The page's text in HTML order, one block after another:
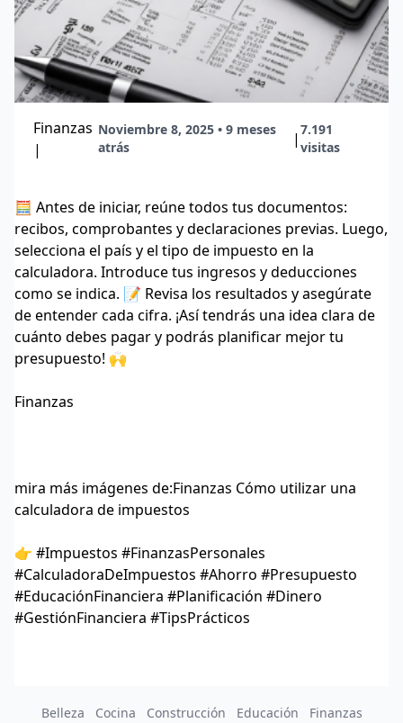
Finanzas
|
Noviembre 8, 2025 • 9 meses
atrás
| 7.191
visitas
🧮 Antes de iniciar, reúne todos tus documentos:
recibos, comprobantes y declaraciones previas. Luego,
selecciona el país y el tipo de impuesto en la
calculadora. Introduce tus ingresos y deducciones
como se indica. 📝 Revisa los resultados y asegúrate
de entender cada cifra. ¡Así tendrás una idea clara de
cuánto debes pagar y podrás planificar mejor tu
presupuesto! 🙌
Finanzas
mira más imágenes de:Finanzas Cómo utilizar una
calculadora de impuestos
👉 #Impuestos #FinanzasPersonales
#CalculadoraDeImpuestos #Ahorro #Presupuesto
#EducaciónFinanciera #Planificación #Dinero
#GestiónFinanciera #TipsPrácticos
Belleza Cocina Construcción Educación
Finanzas